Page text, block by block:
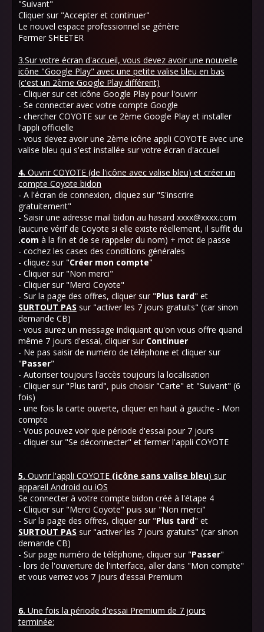
"Suivant"
Cliquer sur "Accepter et continuer"
Le nouvel espace professionnel se génère
Fermer SHEETER
3.Sur votre écran d'accueil, vous devez avoir une nouvelle
icône "Google Play" avec une petite valise bleu en bas
(c'est un 2ème Google Play différent)
- Cliquer sur cet icône Google Play pour l'ouvrir
- Se connecter avec votre compte Google
- chercher COYOTE sur ce 2ème Google Play et installer
l'appli officielle
- vous devez avoir une 2ème icône appli COYOTE avec une
valise bleu qui s'est installée sur votre écran d'accueil
4. Ouvrir COYOTE (de l'icône avec valise bleu) et créer un
compte Coyote bidon
- A l'écran de connexion, cliquez sur "S'inscrire
gratuitement"
- Saisir une adresse mail bidon au hasard xxxx@xxxx.com
(aucune vérif de Coyote si elle existe réellement, il suffit du
.com à la fin et de se rappeler du nom) + mot de passe
- cochez les cases des conditions générales
- cliquez sur "Créer mon compte"
- Cliquer sur "Non merci"
- Cliquer sur "Merci Coyote"
- Sur la page des offres, cliquer sur "Plus tard" et
SURTOUT PAS sur "activer les 7 jours gratuits" (car sinon
demande CB)
- vous aurez un message indiquant qu'on vous offre quand
même 7 jours d'essai, cliquer sur Continuer
- Ne pas saisir de numéro de téléphone et cliquer sur
"Passer"
- Autoriser toujours l'accès toujours la localisation
- Cliquer sur "Plus tard", puis choisir "Carte" et "Suivant" (6
fois)
- une fois la carte ouverte, cliquer en haut à gauche - Mon
compte
- Vous pouvez voir que période d'essai pour 7 jours
- cliquer sur "Se déconnecter" et fermer l'appli COYOTE
5. Ouvrir l'appli COYOTE (icône sans valise bleu) sur
appareil Android ou iOS
Se connecter à votre compte bidon créé à l'étape 4
- Cliquer sur "Merci Coyote" puis sur "Non merci"
- Sur la page des offres, cliquer sur "Plus tard" et
SURTOUT PAS sur "activer les 7 jours gratuits" (car sinon
demande CB)
- Sur page numéro de téléphone, cliquer sur "Passer"
- lors de l'ouverture de l'interface, aller dans "Mon compte"
et vous verrez vos 7 jours d'essai Premium
6. Une fois la période d'essai Premium de 7 jours
terminée: